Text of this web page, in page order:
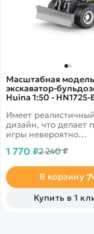
Масштабная модель
экскаватор-
Huina 1:50 - HN1725-
Имеет реалистичный
дизайн, что делает
игры невероятно
1 770 ₽2 240 ₽
В корзину
Купить в 1